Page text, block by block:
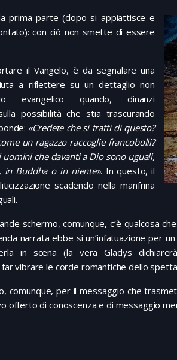
prima parte (dopo si appiattisce e
con ciò non smette di essere
il Vangelo, è da segnalare una
a riflettere su un dettaglio non
evangelico quando, dinanzi
possibilità che stia trascurando
«Credete che si tratti di questo?
un ragazzo raccoglie francobolli?
che davanti a Dio sono uguali,
in Buddha o in niente». In questo, il
scadendo nella manfrina
schermo, comunque, c’è qualcosa
narrata ebbe sì un’infatuazione per
in scena (la vera Gladys
vibrare le corde romantiche dello
comunque, per il messaggio che
offerto di conoscenza e di messaggio